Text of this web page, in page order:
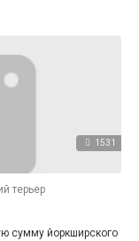
1531
терьер
сумму йоркширского